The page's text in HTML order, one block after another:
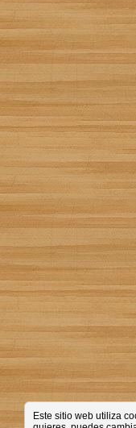
Este sitio web utiliza